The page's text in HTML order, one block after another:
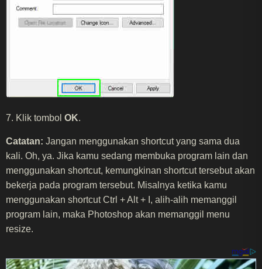
7. Klik tombol OK.
Catatan: Jangan menggunakan shortcut yang sama dua
kali. Oh, ya. Jika kamu sedang membuka program lain dan
menggunakan shortcut, kemungkinan shortcut tersebut akan
bekerja pada program tersebut. Misalnya ketika kamu
menggunakan shortcut Ctrl + Alt + I, alih-alih memanggil
program lain, maka Photoshop akan memanggil menu
resize.